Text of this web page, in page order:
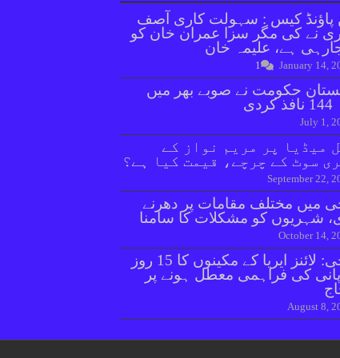
پاؤنڈ کیس : سہولت کاری آصف
نے کی مگر سزا عمران خان کو
ہے، علیمہ خان
January 14,
1
حکومت نے صوبے بھر میں
July 1,
میڈیا پر مریم نواز کے
سوٹ کے چرچے، قیمت کیا ہے؟
September 22,
میں مختلف مقامات پر دھرنے
شہریوں کو مشکلات کا سامنا
October 14,
کراچی: لائنز ایریا کے مکینوں کا 15 روز
کی فراہمی معطل ہونے پر
August 8,